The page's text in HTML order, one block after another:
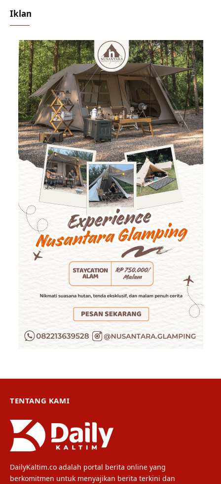
Iklan
TENTANG KAMI
DailyKaltim.co adalah portal berita online yang
berkomitmen untuk menyajikan berita terkini dan